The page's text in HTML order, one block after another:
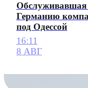
Обслуживавшая
Германию
под Одессой
16:11
8 АВГ